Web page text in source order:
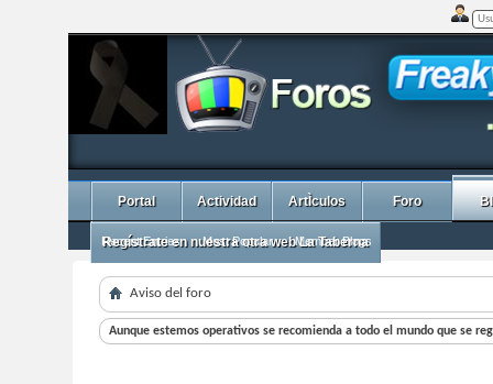
Portal Actividad ArtÌculos Foro
Recent Entries Most Popular Member Blogs
Regístrate en nuestra otra web La Taberna
Aviso del foro
Aunque estemos operativos se recomienda a todo el mundo que se